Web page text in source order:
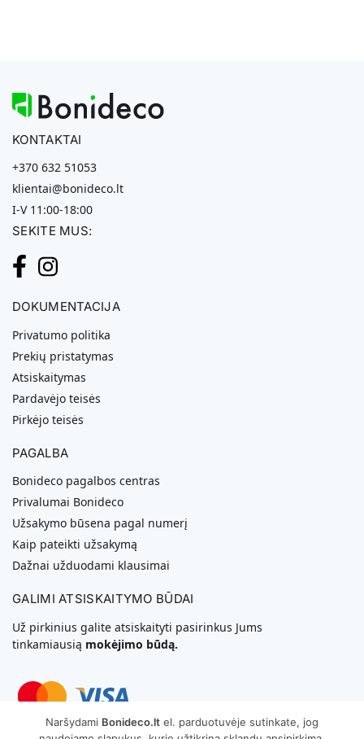
KONTAKTAI
+370 632 51053
klientai@bonideco.lt
I-V 11:00-18:00
SEKITE MUS:
DOKUMENTACIJA
Privatumo politika
Prekių pristatymas
Atsiskaitymas
Pardavėjo teisės
Pirkėjo teisės
PAGALBA
Bonideco pagalbos centras
Privalumai Bonideco
Užsakymo būsena pagal numerį
Kaip pateikti užsakymą
Dažnai užduodami klausimai
GALIMI ATSISKAITYMO BŪDAI
Už pirkinius galite atsiskaityti pasirinkus Jums
tinkamiausią mokėjimo būdą.
Naršydami Bonideco.lt el. parduotuvėje sutinkate, jog